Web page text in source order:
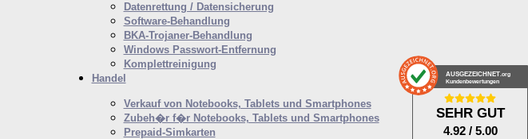
Datenrettung / Datensicherung
Software-Behandlung
BKA-Trojaner-Behandlung
Windows Passwort-Entfernung
Komplettreinigung
Handel
Verkauf von Notebooks, Tablets und Smartphones
Zubeh�r f�r Notebooks, Tablets und Smartphones
Prepaid-Simkarten
AUSGEZEICHNET .org
Kundenbewertungen
SEHR GUT
4.92 / 5.00